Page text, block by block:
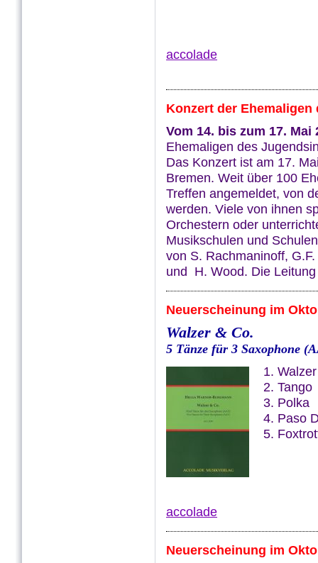
accolade
Konzert der Ehemaligen
Vom 14. bis zum 17. Mai
Ehemaligen des
Das Konzert ist am 17.
Bremen. Weit über 100
Treffen angemeldet, von
werden. Viele von ihnen
Orchestern oder
Musikschulen und
von S. Rachmaninoff,
und H. Wood. Die
Neuerscheinung im
Walzer & Co.
5 Tänze für 3 Saxophone
1. Walzer
2. Tango
3. Polka
4. Paso
5.
accolade
Neuerscheinung im